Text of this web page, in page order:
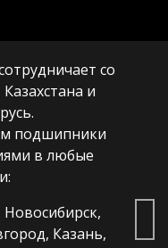
со
и
подшипники
в любые
Казань,